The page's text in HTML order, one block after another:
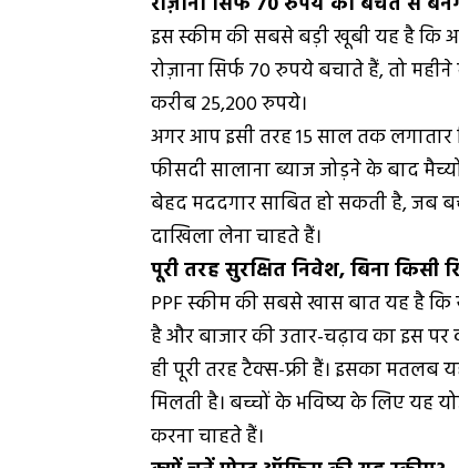
इस स्कीम की सबसे बड़ी खूबी यह है कि
रोज़ाना सिर्फ 70 रुपये बचाते हैं, तो
करीब 25,200 रुपये।
अगर आप इसी तरह 15 साल तक लगातार
फीसदी सालाना ब्याज जोड़ने के बाद
बेहद मददगार साबित हो सकती है, जब
दाखिला लेना चाहते हैं।
पूरी तरह सुरक्षित निवेश, बिना किसी
PPF स्कीम की सबसे खास बात यह है कि
है और बाजार की उतार-चढ़ाव का इस पर
ही पूरी तरह टैक्स-फ्री हैं। इसका मतलब
मिलती है। बच्चों के भविष्य के लिए यह
करना चाहते हैं।